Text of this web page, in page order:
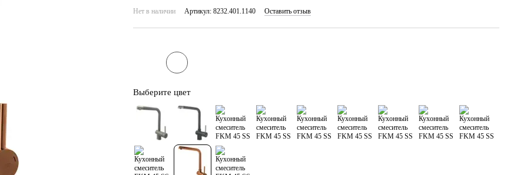
Нет в наличии Артикул: 8232.401.1140 Оставить отзыв
Выберите цвет